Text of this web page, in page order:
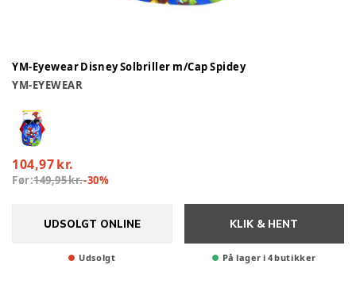
YM-Eyewear Disney Solbriller m/Cap Spidey
YM-EYEWEAR
104,97 kr.
Før:149,95 kr.-30%
UDSOLGT ONLINE
Udsolgt
KLIK & HENT
På lager i 4 butikker